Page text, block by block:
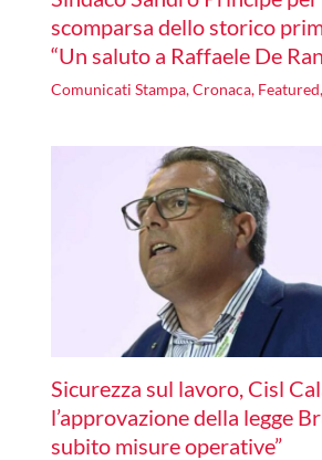
scomparsa dello storico
“Un saluto a Raffaele De
Comunicati Stampa,Cronaca, Featured,
Sicurezza sul lavoro, Cisl
l’approvazione della legge
subito misure operative”